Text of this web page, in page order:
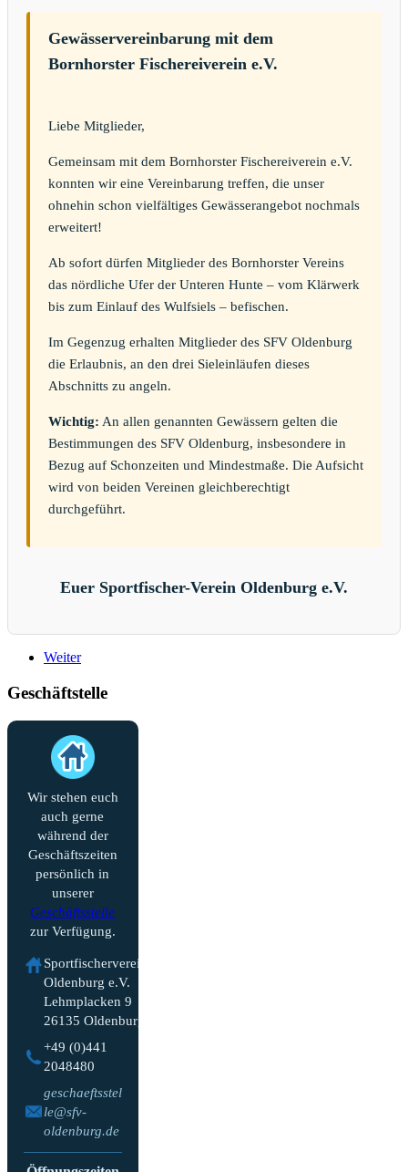
Gewässervereinbarung mit dem
Bornhorster Fischereiverein e.V.
Liebe Mitglieder,
Gemeinsam mit dem Bornhorster Fischereiverein e.V.
konnten wir eine Vereinbarung treffen, die unser
ohnehin schon vielfältiges Gewässerangebot nochmals
erweitert!
Ab sofort dürfen Mitglieder des Bornhorster Vereins
das nördliche Ufer der Unteren Hunte – vom Klärwerk
bis zum Einlauf des Wulfsiels – befischen.
Im Gegenzug erhalten Mitglieder des SFV Oldenburg
die Erlaubnis, an den drei Sieleinläufen dieses
Abschnitts zu angeln.
Wichtig: An allen genannten Gewässern gelten die
Bestimmungen des SFV Oldenburg, insbesondere in
Bezug auf Schonzeiten und Mindestmaße. Die Aufsicht
wird von beiden Vereinen gleichberechtigt
durchgeführt.
Euer Sportfischer-Verein Oldenburg e.V.
Weiter
Geschäftstelle
Wir stehen euch
auch gerne
während der
Geschäftszeiten
persönlich in
unserer
Geschäftsstelle
zur Verfügung.
Sportfischerverein
Oldenburg e.V.
Lehmplacken 9
26135 Oldenburg
+49 (0)441
2048480
geschaeftsstel
le@sfv-
oldenburg.de